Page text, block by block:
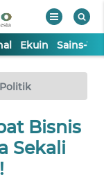
Ekuin Sains-
Politik
Bisnis
Sekali